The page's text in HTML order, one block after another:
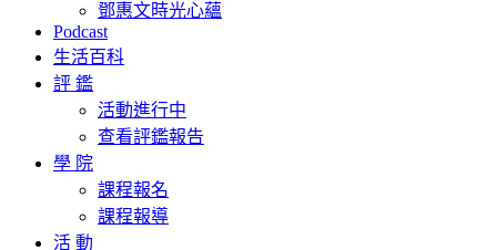
鄧惠文時光心蘊
Podcast
生活百科
評 鑑
活動進行中
查看評鑑報告
學 院
課程報名
課程報導
活 動